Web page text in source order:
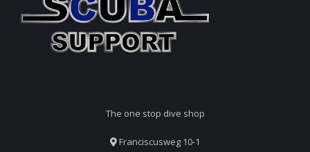
The one stop dive shop
Franciscusweg 10-1